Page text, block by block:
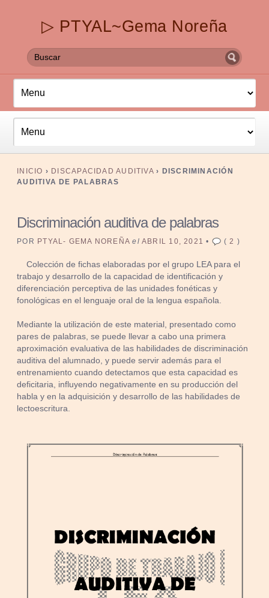
▷ PTYAL~Gema Noreña
INICIO › DISCAPACIDAD AUDITIVA › DISCRIMINACIÓN
AUDITIVA DE PALABRAS
Discriminación auditiva de palabras
POR PTYAL- GEMA NOREÑA el ABRIL 10, 2021 • (2 )
Colección de fichas elaboradas por el grupo LEA para el
trabajo y desarrollo de la capacidad de identificación y
diferenciación perceptiva de las unidades fonéticas y
fonológicas en el lenguaje oral de la lengua española.
Mediante la utilización de este material, presentado como
pares de palabras, se puede llevar a cabo una primera
aproximación evaluativa de las habilidades de discriminación
auditiva del alumnado, y puede servir además para el
entrenamiento cuando detectamos que esta capacidad es
deficitaria, influyendo negativamente en su producción del
habla y en la adquisición y desarrollo de las habilidades de
lectoescritura.